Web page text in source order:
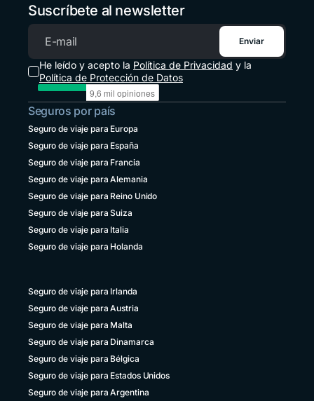
México
Panamá
+507 833 7978
Paraguay
+595 21 2380238
Perú
+51 1 6449164
República Dominicana
Uruguay
+598 4 135983937
Suscríbete al newsletter
Correo electrónico
Enviar
He leído y acepto la Política de Privacidad y la
Política de Protección de Datos
Seguros por país
Seguro de viaje para Europa
Seguro de viaje para España
Seguro de viaje para Francia
Seguro de viaje para Alemania
Seguro de viaje para Reino Unido
Seguro de viaje para Suiza
Seguro de viaje para Italia
Seguro de viaje para Holanda
Seguro de viaje para Irlanda
Seguro de viaje para Austria
Seguro de viaje para Malta
Seguro de viaje para Dinamarca
Seguro de viaje para Bélgica
Seguro de viaje para Estados Unidos
Seguro de viaje para Argentina